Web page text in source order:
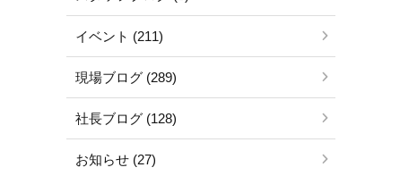
イベント (211)
現場ブログ (289)
社長ブログ (128)
お知らせ (27)